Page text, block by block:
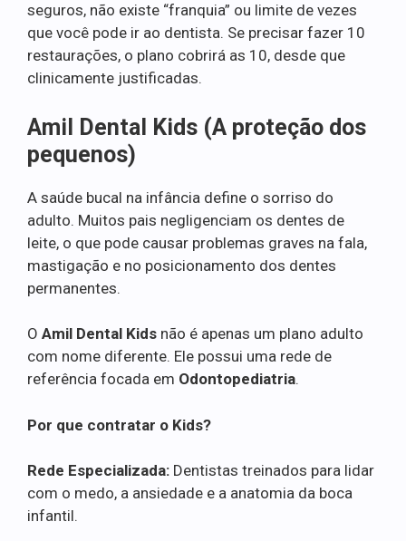
seguros, não existe “franquia” ou limite de vezes
que você pode ir ao dentista. Se precisar fazer 10
restaurações, o plano cobrirá as 10, desde que
clinicamente justificadas.
Amil Dental Kids (A proteção dos
pequenos)
A saúde bucal na infância define o sorriso do
adulto. Muitos pais negligenciam os dentes de
leite, o que pode causar problemas graves na fala,
mastigação e no posicionamento dos dentes
permanentes.
O Amil Dental Kids não é apenas um plano adulto
com nome diferente. Ele possui uma rede de
referência focada em Odontopediatria.
Por que contratar o Kids?
Rede Especializada: Dentistas treinados para lidar
com o medo, a ansiedade e a anatomia da boca
infantil.